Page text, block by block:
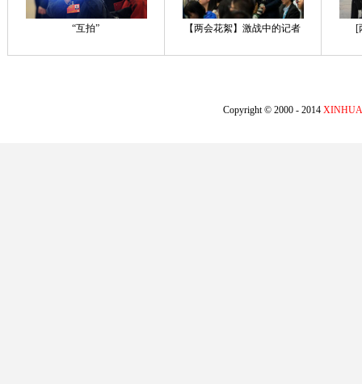
“互拍” 【两会花絮】激战中的记者 [
Copyright © 2000 - 2014